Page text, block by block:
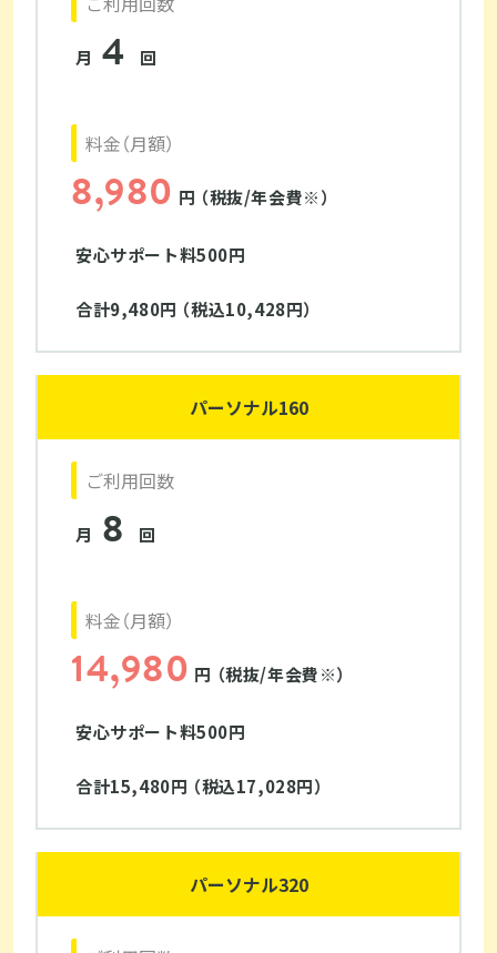
月 4 回
料金（月額）
8,980 円 （税抜/年会費※）
安心サポート料500円
合計9,480円 （税込10,428円）
パーソナル160
ご利用回数
月 8 回
料金（月額）
14,980 円 （税抜/年会費※）
安心サポート料500円
合計15,480円 （税込17,028円）
パーソナル320